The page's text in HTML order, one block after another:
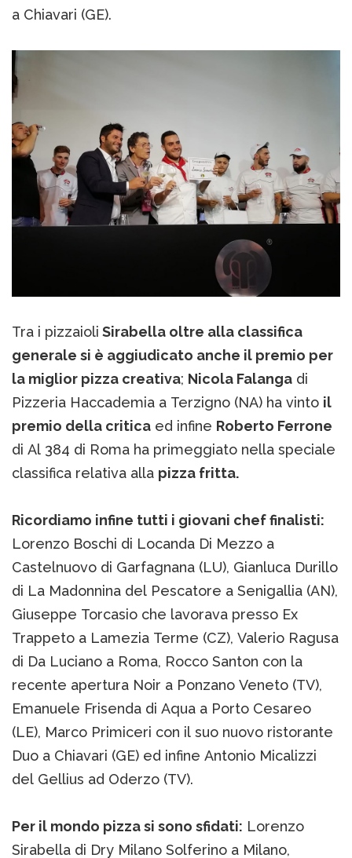
a Chiavari (GE).
Tra i pizzaioli Sirabella oltre alla classifica
generale si è aggiudicato anche il premio per
la miglior pizza creativa; Nicola Falanga di
Pizzeria Haccademia a Terzigno (NA) ha vinto il
premio della critica ed infine Roberto Ferrone
di Al 384 di Roma ha primeggiato nella speciale
classifica relativa alla pizza fritta.
Ricordiamo infine tutti i giovani chef finalisti:
Lorenzo Boschi di Locanda Di Mezzo a
Castelnuovo di Garfagnana (LU), Gianluca Durillo
di La Madonnina del Pescatore a Senigallia (AN),
Giuseppe Torcasio che lavorava presso Ex
Trappeto a Lamezia Terme (CZ), Valerio Ragusa
di Da Luciano a Roma, Rocco Santon con la
recente apertura Noir a Ponzano Veneto (TV),
Emanuele Frisenda di Aqua a Porto Cesareo
(LE), Marco Primiceri con il suo nuovo ristorante
Duo a Chiavari (GE) ed infine Antonio Micalizzi
del Gellius ad Oderzo (TV).
Per il mondo pizza si sono sfidati: Lorenzo
Sirabella di Dry Milano Solferino a Milano,